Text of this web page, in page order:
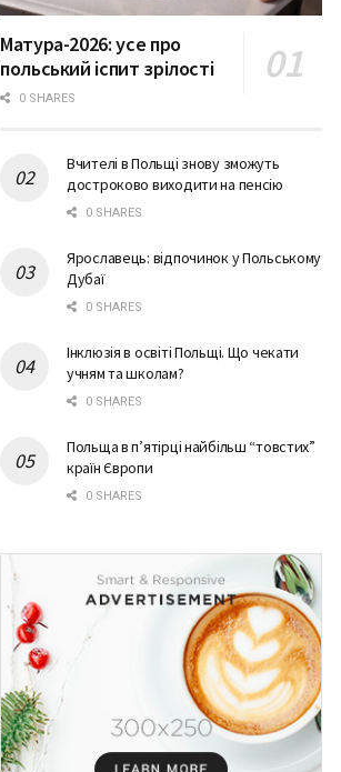
Матура-2026: усе про
польський іспит зрілості
0 SHARES
Вчителі в Польщі знову зможуть
достроково виходити на пенсію
0 SHARES
Ярославець: відпочинок у Польському
Дубаї
0 SHARES
Інклюзія в освіті Польщі. Що чекати
учням та школам?
0 SHARES
Польща в п’ятірці найбільш “товстих”
країн Європи
0 SHARES